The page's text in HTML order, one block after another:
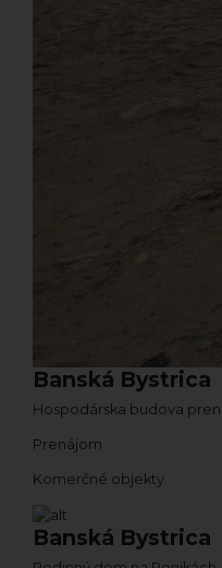
Banská Bystrica
Hospodárska budova
Prenájom
Komerčné objekty
Banská Bystrica